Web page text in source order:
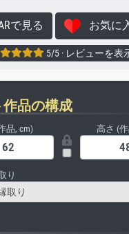
で見る お気に
5/5 · レビューを表
作品の構成
品, cm) 高さ (
り
取り